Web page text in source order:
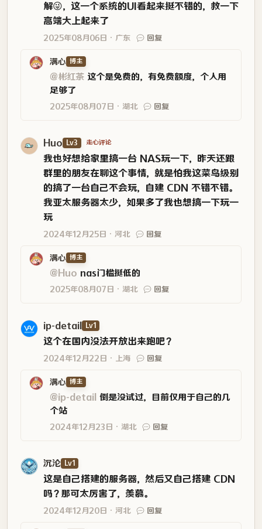
解😜，这一个系统的UI看起来挺不错的，救一下
高端大上起来了
2025年08月06日 广东 回复
满心 博主
@彬红茶 这个是免费的，有免费额度，个人用
足够了
2025年08月07日 湖北 回复
Huo Lv3 走心评论
我也好想给家里搞一台 NAS玩一下，昨天还跟
群里的朋友在聊这个事情，就是怕我这菜鸟级别
的搞了一台自己不会玩，自建 CDN 不错不错。
我亚太服务器太少，如果多了我也想搞一下玩一
玩
2024年12月25日 河北 回复
满心 博主
@Huo nas门槛挺低的
2025年08月07日 湖北 回复
ip-detail Lv1
这个在国内没法开放出来跑吧？
2024年12月22日 上海 回复
满心 博主
@ip-detail 倒是没试过，目前仅用于自己的几
个站
2024年12月23日 湖北 回复
沉沦 Lv1
这是自己搭建的服务器，然后又自己搭建 CDN
吗？那可太厉害了，羡慕。
2024年12月20日 河北 回复